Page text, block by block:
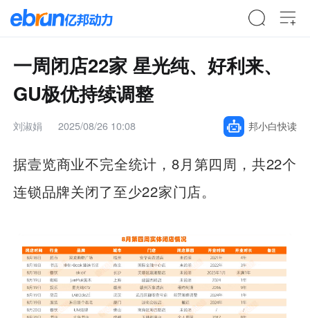
一周闭店22家 星光纯、好利来、
GU极优持续调整
刘淑娟 2025/08/26 10:08 邦小白快读
据壹览商业不完全统计，8月第四周，共22个
连锁品牌关闭了至少22家门店。